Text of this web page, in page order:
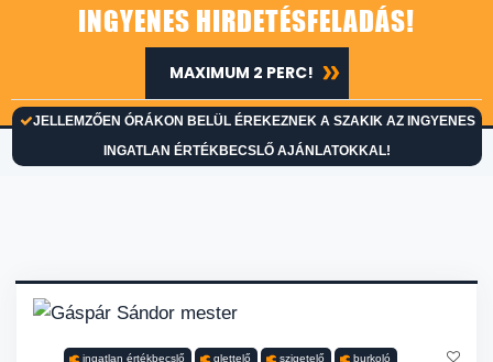
INGYENES HIRDETÉSFELADÁS!
JELLEMZŐEN ÓRÁKON BELÜL ÉREKEZNEK A SZAKIK AZ INGYENES
INGATLAN ÉRTÉKBECSLŐ AJÁNLATOKKAL!
MAXIMUM 2 PERC!
ingatlan értékbecslő glettelő szigetelő burkoló